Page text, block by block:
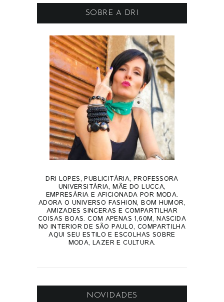
SOBRE A DRI
DRI LOPES, PUBLICITÁRIA, PROFESSORA
UNIVERSITÁRIA, MÃE DO LUCCA,
EMPRESÁRIA E AFICIONADA POR MODA.
ADORA O UNIVERSO FASHION, BOM HUMOR,
AMIZADES SINCERAS E COMPARTILHAR
COISAS BOAS. COM APENAS 1,60M, NASCIDA
NO INTERIOR DE SÃO PAULO, COMPARTILHA
AQUI SEU ESTILO E ESCOLHAS SOBRE
MODA, LAZER E CULTURA.
NOVIDADES